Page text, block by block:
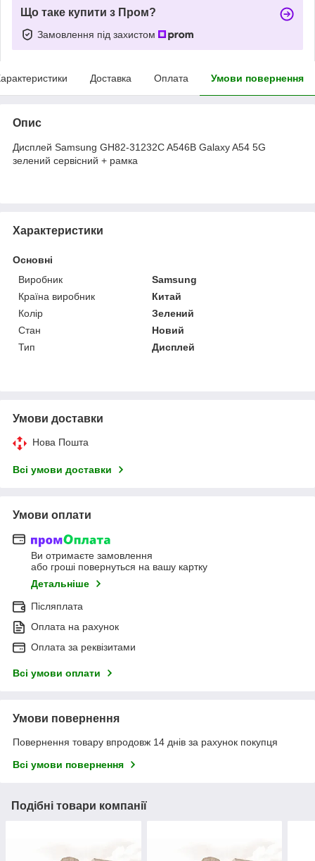
Що таке купити з Пром?
Замовлення під захистом
Доставка Оплата Умови повернення
Опис
Дисплей Samsung GH82-31232C A546B Galaxy A54 5G
зелений сервісний + рамка
Характеристики
Основні
Виробник
Samsung
Країна виробник
Китай
Колір
Зелений
Стан
Новий
Тип
Дисплей
Умови доставки
Нова Пошта
Всі умови доставки
Умови оплати
Ви отримаєте замовлення
або гроші повернуться на вашу картку
Детальніше
Післяплата
Оплата на рахунок
Оплата за реквізитами
Всі умови оплати
Умови повернення
Повернення товару впродовж 14 днів за рахунок покупця
Всі умови повернення
Подібні товари компанії